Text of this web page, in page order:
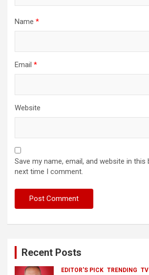
Name *
Email *
Website
Save my name, email, and website in
next time I comment.
Recent Posts
EDITOR'S PICK TRENDING